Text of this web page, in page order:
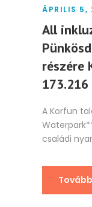
ÁPRILIS 5,
All
részére
A Korfun
családi
Tovább